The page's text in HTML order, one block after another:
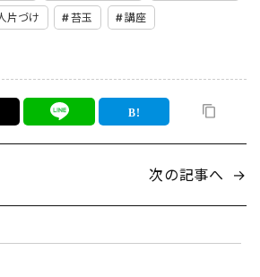
片づけ 苔玉 講座
次の記事へ →